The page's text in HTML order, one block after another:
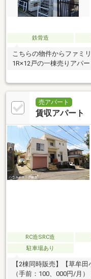
鉄骨造
こちらの物件からファミ
1R×12戸の一棟売りアパー
売アパート
賃収アパート
RC造SRC造
駐車場あり
【2棟同時販売】【草牟
（手前：100、000円/月